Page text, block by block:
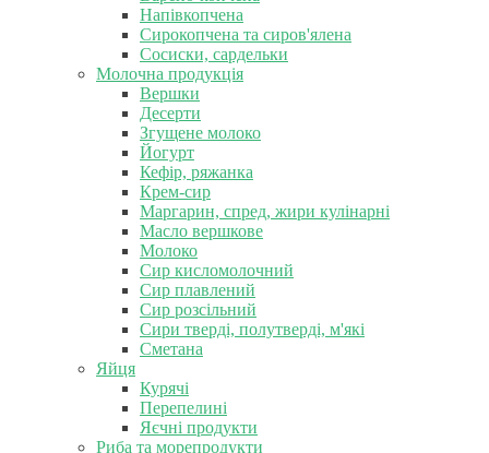
Напівкопчена
Сирокопчена та сиров'ялена
Сосиски, сардельки
Молочна продукція
Вершки
Десерти
Згущене молоко
Йогурт
Кефір, ряжанка
Крем-сир
Маргарин, спред, жири кулінарні
Масло вершкове
Молоко
Сир кисломолочний
Сир плавлений
Сир розсільний
Сири тверді, полутверді, м'які
Сметана
Яйця
Курячі
Перепелині
Яєчні продукти
Риба та морепродукти